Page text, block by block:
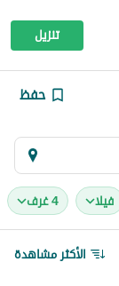
تنزيل
حفظ
فیلا 4 غرف
الأكثر مشاهدة